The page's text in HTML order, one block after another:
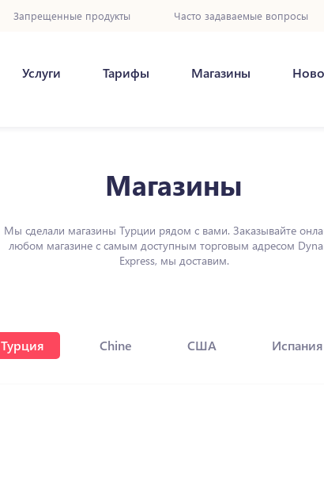
Запрещенные продукты Часто задаваемые вопросы
Услуги Тарифы Магазины
Магазины
Мы сделали магазины Турции рядом с вами. Заказывайте
любом магазине с самым доступным торговым адресом
Express, мы доставим.
Турция Chine США Испания